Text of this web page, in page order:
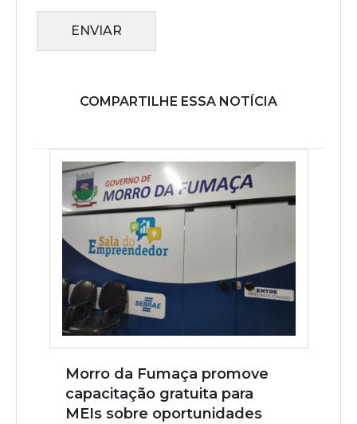
ENVIAR
COMPARTILHE ESSA NOTÍCIA
Morro da Fumaça promove
capacitação gratuita para
MEIs sobre oportunidades